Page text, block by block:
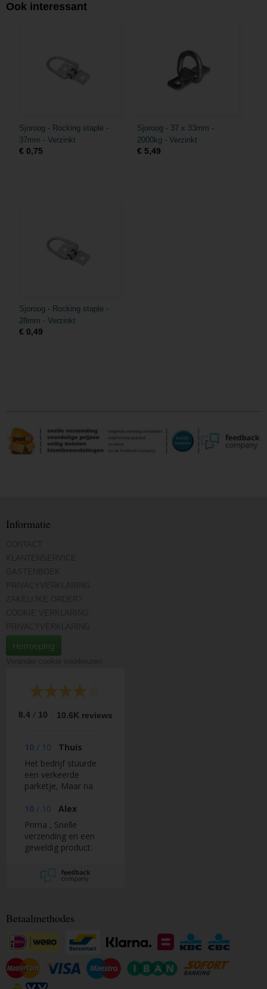
Ook interessant
Sjoroog - Rocking staple -
37mm - Verzinkt
€ 0,75
Sjoroog - 37 x 33mm -
2000kg - Verzinkt
€ 5,49
Sjoroog - Rocking staple -
28mm - Verzinkt
€ 0,49
Informatie
Herroeping
8.4 / 10 10.6K reviews
10 / 10
Thuis
Het bedrijf stuurde
een verkeerde
parketje, Maar na
24uuris het direct
Goed gekomen.
10 / 10
Alex
Prima , Snelle
verzending en een
geweldig product.
Betaalmethodes